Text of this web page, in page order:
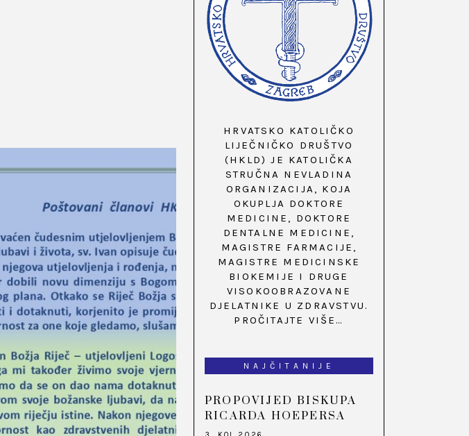
HRVATSKO KATOLIČKO
LIJEČNIČKO DRUŠTVO
(HKLD) JE KATOLIČKA
STRUČNA NEVLADINA
ORGANIZACIJA, KOJA
OKUPLJA DOKTORE
MEDICINE, DOKTORE
DENTALNE MEDICINE,
MAGISTRE FARMACIJE,
MAGISTRE MEDICINSKE
BIOKEMIJE I DRUGE
VISOKOOBRAZOVANE
DJELATNIKE U ZDRAVSTVU.
PROČITAJTE VIŠE…
NAJČITANIJE
PROPOVIJED BISKUPA
RICARDA HOEPERSA